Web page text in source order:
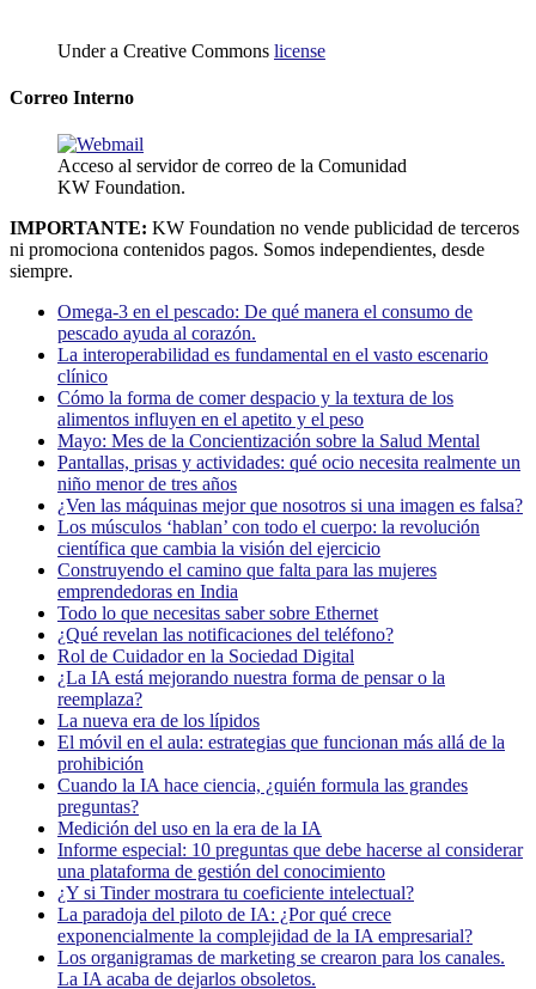
Under a Creative Commons license
Correo Interno
Acceso al servidor de correo de la Comunidad
KW Foundation.
IMPORTANTE: KW Foundation no vende publicidad de terceros
ni promociona contenidos pagos. Somos independientes, desde
siempre.
Omega-3 en el pescado: De qué manera el consumo de
pescado ayuda al corazón.
La interoperabilidad es fundamental en el vasto escenario
clínico
Cómo la forma de comer despacio y la textura de los
alimentos influyen en el apetito y el peso
Mayo: Mes de la Concientización sobre la Salud Mental
Pantallas, prisas y actividades: qué ocio necesita realmente un
niño menor de tres años
¿Ven las máquinas mejor que nosotros si una imagen es falsa?
Los músculos ‘hablan’ con todo el cuerpo: la revolución
científica que cambia la visión del ejercicio
Construyendo el camino que falta para las mujeres
emprendedoras en India
Todo lo que necesitas saber sobre Ethernet
¿Qué revelan las notificaciones del teléfono?
Rol de Cuidador en la Sociedad Digital
¿La IA está mejorando nuestra forma de pensar o la
reemplaza?
La nueva era de los lípidos
El móvil en el aula: estrategias que funcionan más allá de la
prohibición
Cuando la IA hace ciencia, ¿quién formula las grandes
preguntas?
Medición del uso en la era de la IA
Informe especial: 10 preguntas que debe hacerse al considerar
una plataforma de gestión del conocimiento
¿Y si Tinder mostrara tu coeficiente intelectual?
La paradoja del piloto de IA: ¿Por qué crece
exponencialmente la complejidad de la IA empresarial?
Los organigramas de marketing se crearon para los canales.
La IA acaba de dejarlos obsoletos.